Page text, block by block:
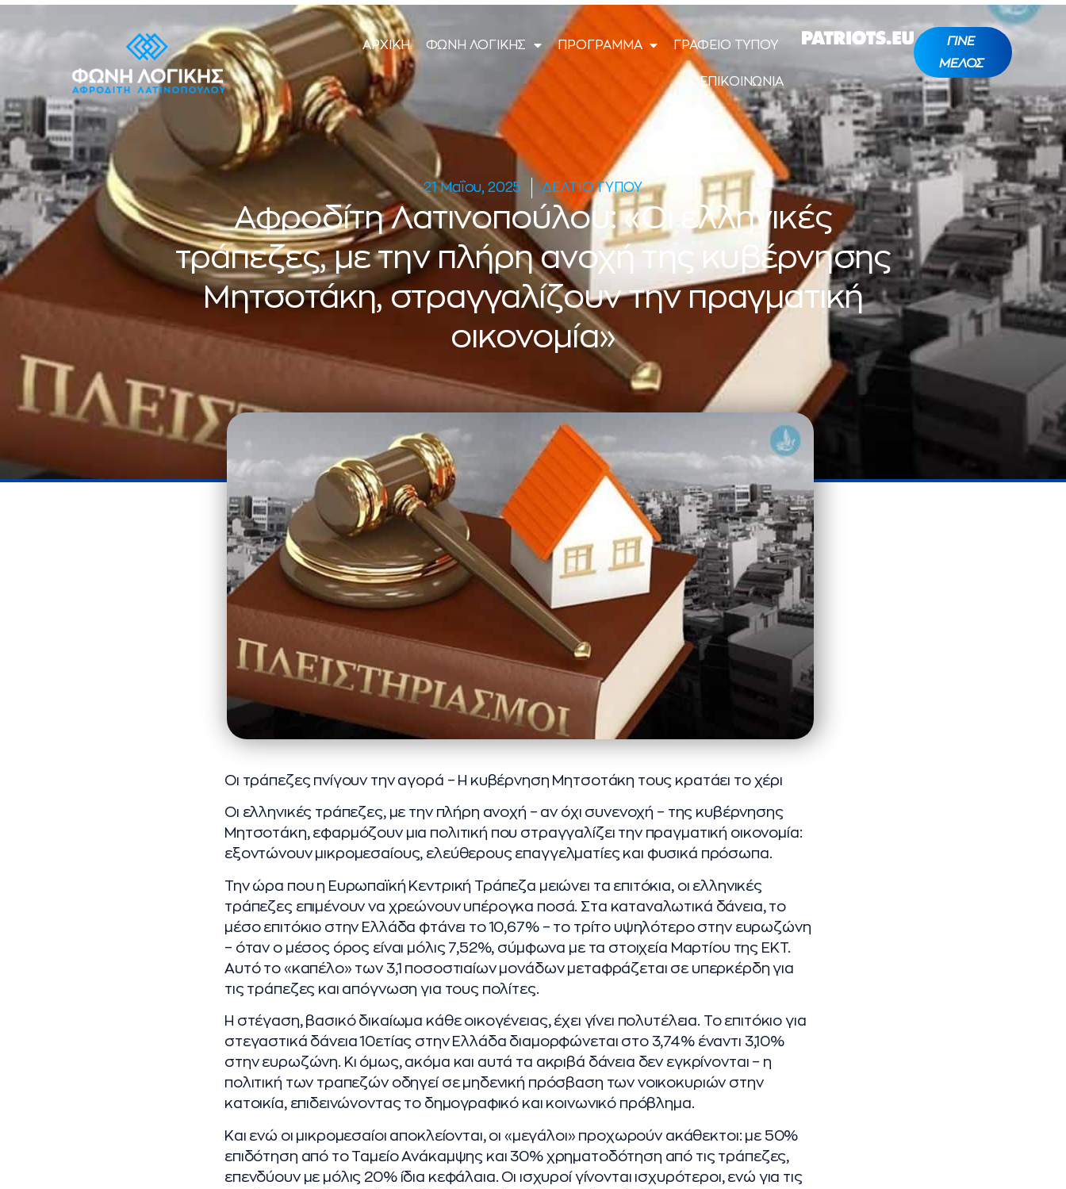
ΑΡΧΙΚΗ ΦΩΝΗ ΛΟΓΙΚΗΣ ΠΡΟΓΡΑΜΜΑ ΓΡΑΦΕΙΟ ΤΥΠΟΥ
ΕΠΙΚΟΙΝΩΝΙΑ
ΓΙΝΕ
ΜΕΛΟΣ
21 Μαΐου, 2025 ΔΕΛΤΙΟ ΤΥΠΟΥ
Αφροδίτη Λατινοπούλου: «Οι ελληνικές
τράπεζες, με την πλήρη ανοχή της κυβέρνησης
Μητσοτάκη, στραγγαλίζουν την πραγματική
οικονομία»
Οι τράπεζες πνίγουν την αγορά – Η κυβέρνηση Μητσοτάκη τους κρατάει το χέρι
Οι ελληνικές τράπεζες, με την πλήρη ανοχή – αν όχι συνενοχή – της κυβέρνησης
Μητσοτάκη, εφαρμόζουν μια πολιτική που στραγγαλίζει την πραγματική οικονομία:
εξοντώνουν μικρομεσαίους, ελεύθερους επαγγελματίες και φυσικά πρόσωπα.
Την ώρα που η Ευρωπαϊκή Κεντρική Τράπεζα μειώνει τα επιτόκια, οι ελληνικές
τράπεζες επιμένουν να χρεώνουν υπέρογκα ποσά. Στα καταναλωτικά δάνεια, το
μέσο επιτόκιο στην Ελλάδα φτάνει το 10,67% – το τρίτο υψηλότερο στην ευρωζώνη
– όταν ο μέσος όρος είναι μόλις 7,52%, σύμφωνα με τα στοιχεία Μαρτίου της ΕΚΤ.
Αυτό το «καπέλο» των 3,1 ποσοστιαίων μονάδων μεταφράζεται σε υπερκέρδη για
τις τράπεζες και απόγνωση για τους πολίτες.
Η στέγαση, βασικό δικαίωμα κάθε οικογένειας, έχει γίνει πολυτέλεια. Το επιτόκιο για
στεγαστικά δάνεια 10ετίας στην Ελλάδα διαμορφώνεται στο 3,74% έναντι 3,10%
στην ευρωζώνη. Κι όμως, ακόμα και αυτά τα ακριβά δάνεια δεν εγκρίνονται – η
πολιτική των τραπεζών οδηγεί σε μηδενική πρόσβαση των νοικοκυριών στην
κατοικία, επιδεινώνοντας το δημογραφικό και κοινωνικό πρόβλημα.
Και ενώ οι μικρομεσαίοι αποκλείονται, οι «μεγάλοι» προχωρούν ακάθεκτοι: με 50%
επιδότηση από το Ταμείο Ανάκαμψης και 30% χρηματοδότηση από τις τράπεζες,
επενδύουν με μόλις 20% ίδια κεφάλαια. Οι ισχυροί γίνονται ισχυρότεροι, ενώ για τις